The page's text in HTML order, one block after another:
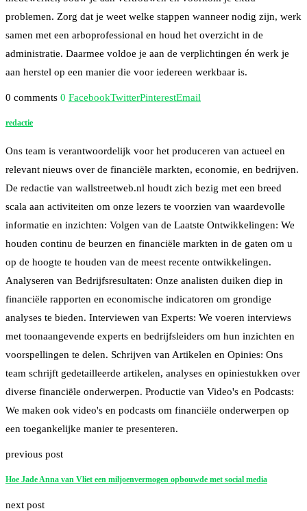
problemen. Zorg dat je weet welke stappen wanneer nodig zijn, werk
samen met een arboprofessional en houd het overzicht in de
administratie. Daarmee voldoe je aan de verplichtingen én werk je
aan herstel op een manier die voor iedereen werkbaar is.
0 comments 0 FacebookTwitterPinterestEmail
redactie
Ons team is verantwoordelijk voor het produceren van actueel en
relevant nieuws over de financiële markten, economie, en bedrijven.
De redactie van wallstreetweb.nl houdt zich bezig met een breed
scala aan activiteiten om onze lezers te voorzien van waardevolle
informatie en inzichten: Volgen van de Laatste Ontwikkelingen: We
houden continu de beurzen en financiële markten in de gaten om u
op de hoogte te houden van de meest recente ontwikkelingen.
Analyseren van Bedrijfsresultaten: Onze analisten duiken diep in
financiële rapporten en economische indicatoren om grondige
analyses te bieden. Interviewen van Experts: We voeren interviews
met toonaangevende experts en bedrijfsleiders om hun inzichten en
voorspellingen te delen. Schrijven van Artikelen en Opinies: Ons
team schrijft gedetailleerde artikelen, analyses en opiniestukken over
diverse financiële onderwerpen. Productie van Video's en Podcasts:
We maken ook video's en podcasts om financiële onderwerpen op
een toegankelijke manier te presenteren.
previous post
Hoe Jade Anna van Vliet een miljoenvermogen opbouwde met social media
next post